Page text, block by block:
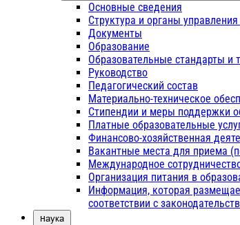
Основные сведения
Структура и органы
Документы
Образование
Образовательные стандарты и
Руководство
Педагогический состав
Материально-техническое
Стипендии и меры поддержки
Платные образовательные
Финансово-хозяйственная
Вакантные места для приема
Международное
Организация питания в
Информация, которая
соответствии с
Наука